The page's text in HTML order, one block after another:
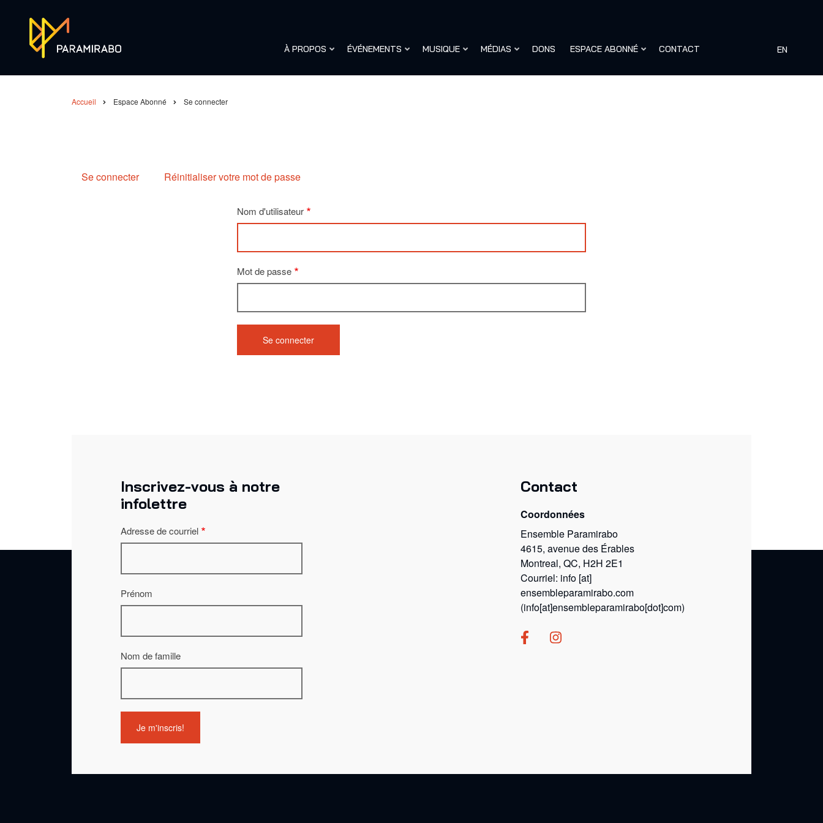
contenu
principal
À PROPOS ÉVÉNEMENTS MUSIQUE MÉDIAS DONS ESPACE ABONNÉ CONTACT EN
Accueil Espace Abonné Se connecter
Se connecter Réinitialiser votre mot de passe
Nom d'utilisateur
Mot de passe
Inscrivez-vous à notre
infolettre
Adresse de courriel
Prénom
Nom de famille
Contact
Coordonnées
Ensemble Paramirabo
4615, avenue des Érables
Montreal, QC, H2H 2E1
Courriel: info [at]
ensembleparamirabo.com
(info[at]ensembleparamirabo[dot]com)